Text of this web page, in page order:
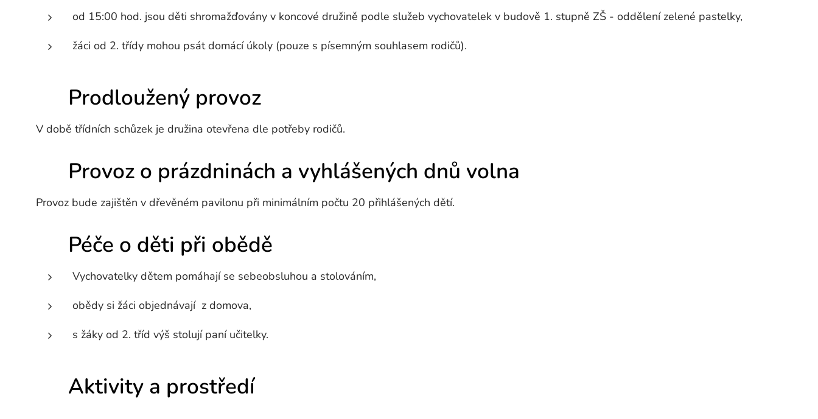
od 15:00 hod. jsou děti shromažďovány v koncové družině podle služeb vychovatelek v budově 1. stupně ZŠ - oddělení zelené pastelky,
žáci od 2. třídy mohou psát domácí úkoly (pouze s písemným souhlasem rodičů).
⏰ Prodloužený provoz
V době třídních schůzek je družina otevřena dle potřeby rodičů.
📅 Provoz o prázdninách a vyhlášených dnů volna
Provoz bude zajištěn v dřevěném pavilonu při minimálním počtu 20 přihlášených dětí.
🍽️ Péče o děti při obědě
Vychovatelky dětem pomáhají se sebeobsluhou a stolováním,
obědy si žáci objednávají z domova,
s žáky od 2. tříd výš stolují paní učitelky.
⚽ Aktivity a prostředí